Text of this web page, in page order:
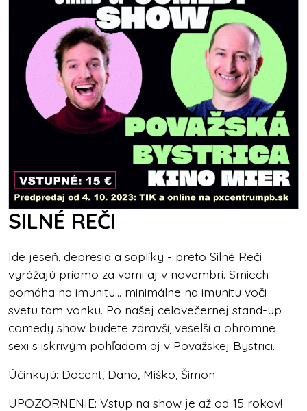
SILNÉ REČI
Ide jeseň, depresia a soplíky - preto Silné Reči
vyrážajú priamo za vami aj v novembri. Smiech
pomáha na imunitu… minimálne na imunitu voči
svetu tam vonku. Po našej celovečernej stand-up
comedy show budete zdravší, veselší a ohromne
sexi s iskrivým pohľadom aj v Považskej Bystrici.
Účinkujú: Docent, Dano, Miško, Šimon
UPOZORNENIE: Vstup na show je až od 15 rokov!